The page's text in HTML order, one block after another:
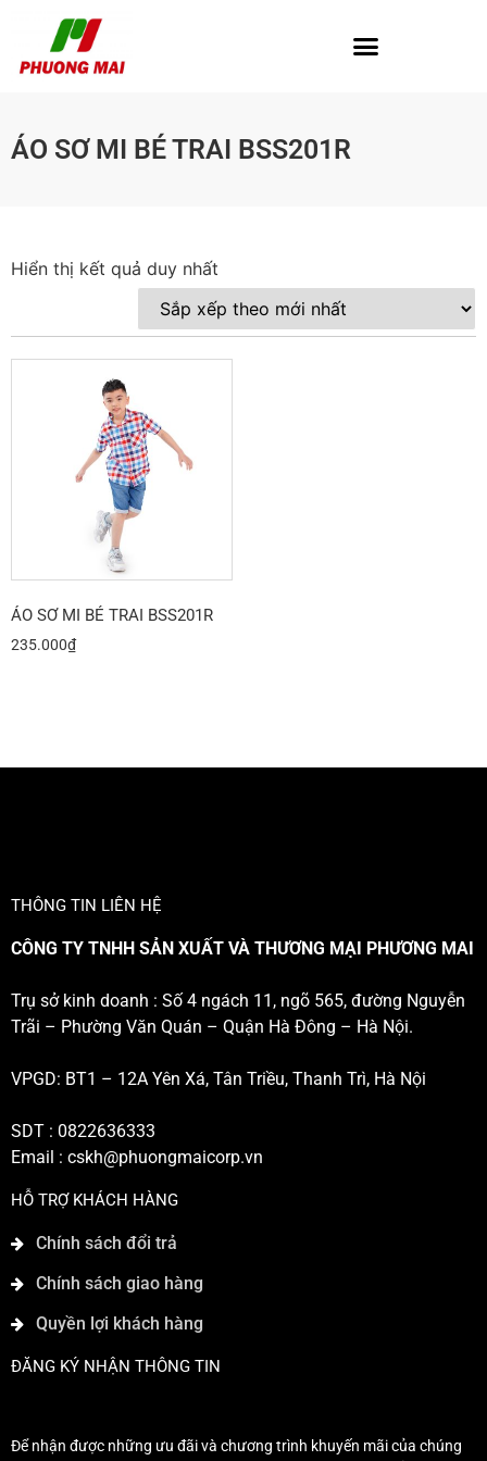
ÁO SƠ MI BÉ TRAI BSS201R
Hiển thị kết quả duy nhất
ÁO SƠ MI BÉ TRAI BSS201R
235.000₫
THÔNG TIN LIÊN HỆ
CÔNG TY TNHH SẢN XUẤT VÀ THƯƠNG MẠI PHƯƠNG MAI
Trụ sở kinh doanh : Số 4 ngách 11, ngõ 565, đường Nguyễn
Trãi – Phường Văn Quán – Quận Hà Đông – Hà Nội.
VPGD: BT1 – 12A Yên Xá, Tân Triều, Thanh Trì, Hà Nội
SDT : 0822636333
Email : cskh@phuongmaicorp.vn
HỖ TRỢ KHÁCH HÀNG
Chính sách đổi trả
Chính sách giao hàng
Quyền lợi khách hàng
ĐĂNG KÝ NHẬN THÔNG TIN
Để nhận được những ưu đãi và chương trình khuyến mãi của chúng